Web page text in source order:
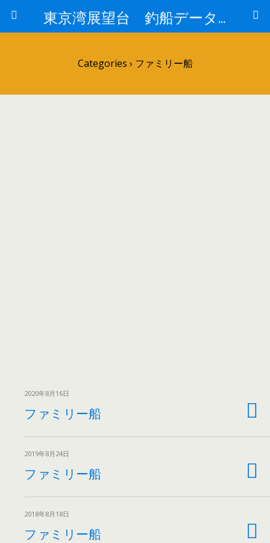
東京湾展望台 釣船データーベース
Categories › ファミリー船
2020年8月16日
ファミリー船
2019年8月24日
ファミリー船
2018年8月18日
ファミリー船